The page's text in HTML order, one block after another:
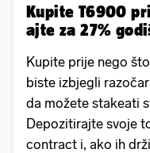
Kupite T6900
ajte za 27%
Kupite prije nego
biste izbjegli
da možete stakeati
Depozitirajte svoje
contract i, ako ih